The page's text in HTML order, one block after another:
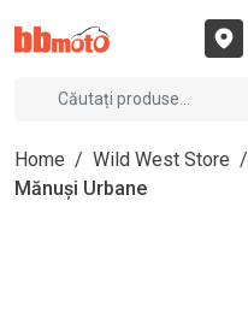
Home / Wild West Store /
Mănuși Urbane